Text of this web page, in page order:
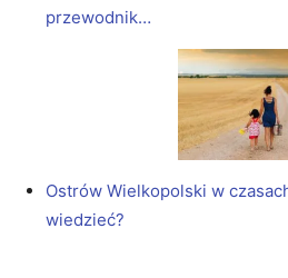
przewodnik…
Ostrów Wielkopolski w
wiedzieć?